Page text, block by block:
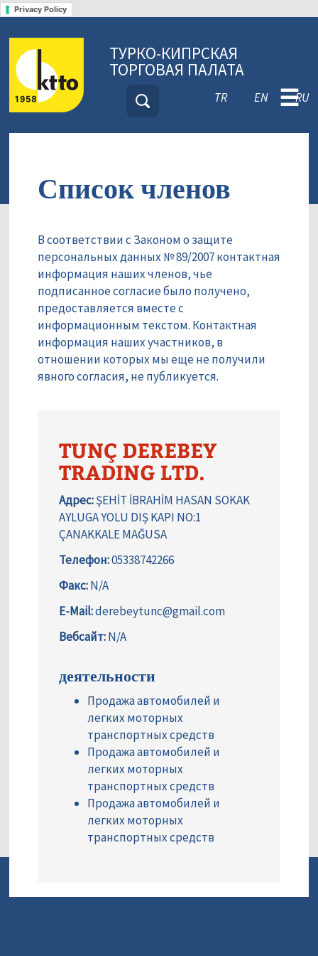
Privacy Policy
ТУРКО-КИПРСКАЯ
ТОРГОВАЯ ПАЛАТА
TR EN RU
☰
Список членов
В соответствии с Законом о защите
персональных данных № 89/2007 контактная
информация наших членов, чье
подписанное согласие было получено,
предоставляется вместе с
информационным текстом. Контактная
информация наших участников, в
отношении которых мы еще не получили
явного согласия, не публикуется.
TUNÇ DEREBEY
TRADING LTD.
Адрес:ŞEHİT İBRAHİM HASAN SOKAK
AYLUGA YOLU DIŞ KAPI NO:1
ÇANAKKALE MAĞUSA
Телефон:05338742266
Факс:N/A
E-Mail:derebeytunc@gmail.com
Вебсайт:N/A
деятельности
Продажа автомобилей и
легких моторных
транспортных средств
Продажа автомобилей и
легких моторных
транспортных средств
Продажа автомобилей и
легких моторных
транспортных средств